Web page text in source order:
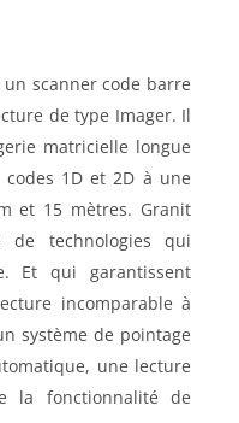
un scanner code barre
de type Imager. Il
matricielle longue
1D et 2D à une
et 15 mètres. Granit
de technologies qui
Et qui garantissent
incomparable à
système de pointage
une lecture
la fonctionnalité de